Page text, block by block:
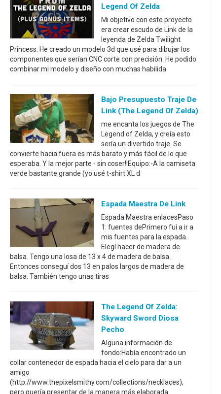
Legend Of Zelda
Mi objetivo con este proyecto
era crear escudo de Link de la
leyenda de Zelda Twilight
Princess. He creado un modelo 3d que usé para dibujar los
componentes que serían CNC corte con precisión. He podido
combinar mi modelo y diseño con muchas habilida
Bajo Presupuesto Traje De
Link (The Legend Of Zelda)
me encanta los juegos de The
Legend of Zelda, y creía esto
sería un divertido traje. Se
convierte hacia fuera es más barato y más fácil de lo que
esperaba. Y la mejor parte - sin coser!!Equipo:-A la camiseta
verde bastante grande (yo usé t-shirt XL d
Espada Maestra De Link
Espada Maestra enlacesPaso
1: fuentes dePrimero fui a ir a
mis fuentes para la espada.
Elegí hacer de madera de
balsa. Tengo una losa de 13 x 4 de madera de balsa.
Entonces conseguí dos 13 en palos largos de madera de
balsa. También tengo unas tiras
The Legend Of Zelda:
Skyward Sword Diosa
Pecho
Alguna información de
fondo:Había encontrado un
collar contenedor de espada hacia el cielo para dar a un
amigo
(http://www.thepixelsmithy.com/collections/necklaces),
pero quería presentar de la manera más elaborada